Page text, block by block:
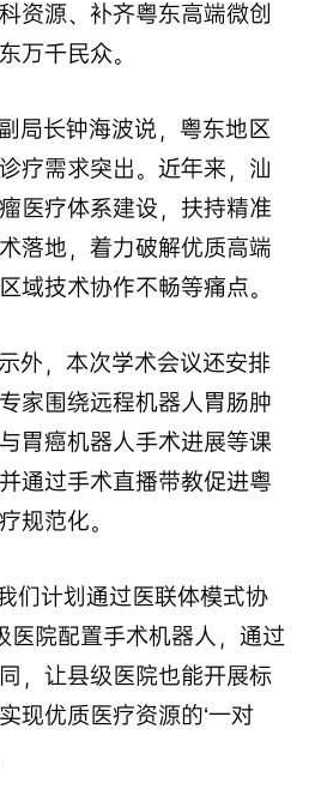
资源、补齐粤东高端微创
万千民众。
局长钟海波说，粤东地区
疗需求突出。近年来，汕
医疗体系建设，扶持精准
落地，着力破解优质高端
域技术协作不畅等痛点。
外，本次学术会议还安排
家围绕远程机器人胃肠肿
胃癌机器人手术进展等课
通过手术直播带教促进粤
规范化。
们计划通过医联体模式协
医院配置手术机器人，通过
，让县级医院也能开展标
现优质医疗资源的‘一对